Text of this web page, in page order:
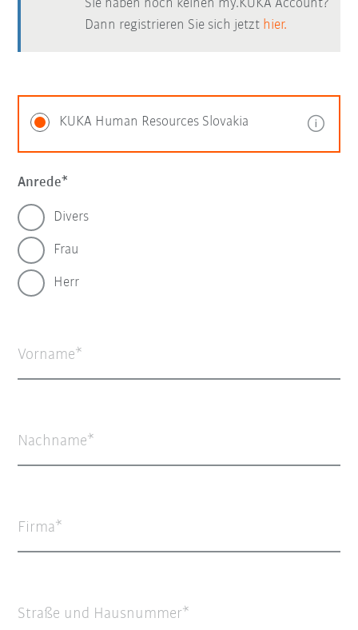
Sie haben noch keinen my.KUKA Account?
Dann registrieren Sie sich jetzt hier.
KUKA Human Resources Slovakia
Anrede
Divers
Frau
Herr
Vorname
Nachname
Firma
Straße und Hausnummer